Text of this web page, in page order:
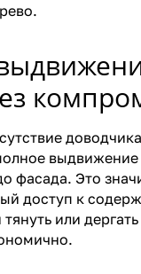
фасада. Это
доступ к
или